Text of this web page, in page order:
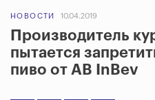
НОВОСТИ 10.04.2019
Производитель
пытается
пиво от AB InBev